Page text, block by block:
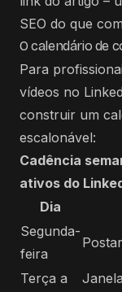
SEO do que
O calendário de
Para
vídeos no
construir um
escalonável:
Cadência
ativos do
Dia
Segunda-
feira
Terça a